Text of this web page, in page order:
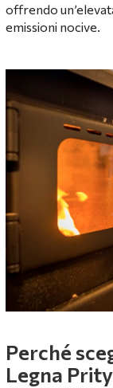
offrendo
emissioni nocive.
Perché
Legna